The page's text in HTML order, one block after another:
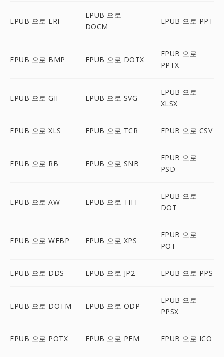
EPUB 으로 LRF
EPUB 으로
DOCM
EPUB 으로 PPT
EPUB 으로 BMP EPUB 으로 DOTX
EPUB 으로
PPTX
EPUB 으로 GIF EPUB 으로 SVG
EPUB 으로
XLSX
EPUB 으로 XLS EPUB 으로 TCR EPUB 으로 CSV
EPUB 으로 RB EPUB 으로 SNB
EPUB 으로
PSD
EPUB 으로 AW EPUB 으로 TIFF
EPUB 으로
DOT
EPUB 으로 WEBP EPUB 으로 XPS
EPUB 으로
POT
EPUB 으로 DDS EPUB 으로 JP2 EPUB 으로 PPS
EPUB 으로 DOTM EPUB 으로 ODP
EPUB 으로
PPSX
EPUB 으로 POTX EPUB 으로 PFM EPUB 으로 ICO